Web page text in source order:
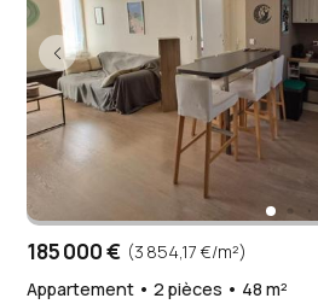
185 000 € (3 854,17 €/m²)
Appartement • 2 pièces • 48 m²